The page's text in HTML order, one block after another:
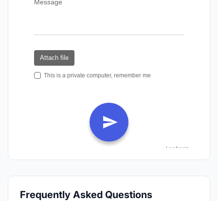
Frequently Asked Questions